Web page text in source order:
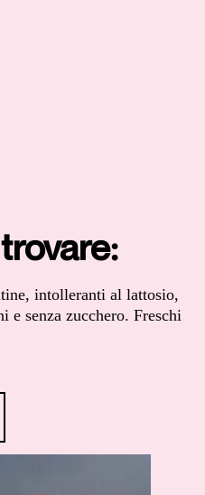
intolleranti al lattosio,
e senza zucchero. Freschi